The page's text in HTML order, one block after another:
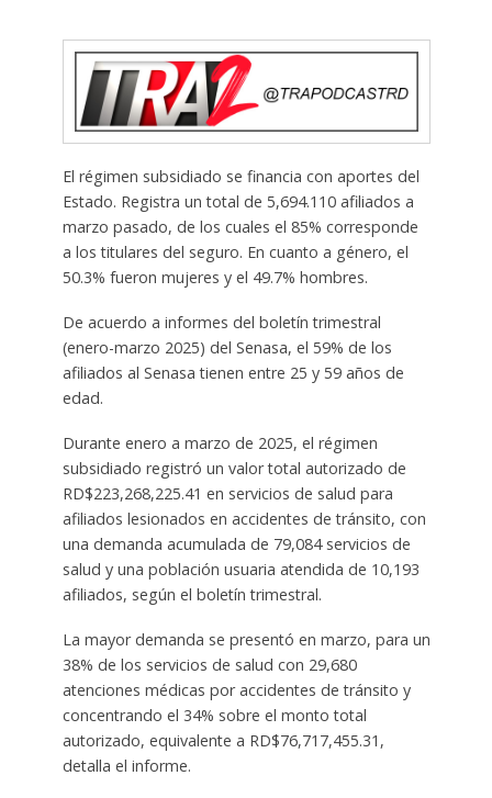
El régimen subsidiado se financia con aportes del
Estado. Registra un total de 5,694.110 afiliados a
marzo pasado, de los cuales el 85% corresponde
a los titulares del seguro. En cuanto a género, el
50.3% fueron mujeres y el 49.7% hombres.
De acuerdo a informes del boletín trimestral
(enero-marzo 2025) del Senasa, el 59% de los
afiliados al Senasa tienen entre 25 y 59 años de
edad.
Durante enero a marzo de 2025, el régimen
subsidiado registró un valor total autorizado de
RD$223,268,225.41 en servicios de salud para
afiliados lesionados en accidentes de tránsito, con
una demanda acumulada de 79,084 servicios de
salud y una población usuaria atendida de 10,193
afiliados, según el boletín trimestral.
La mayor demanda se presentó en marzo, para un
38% de los servicios de salud con 29,680
atenciones médicas por accidentes de tránsito y
concentrando el 34% sobre el monto total
autorizado, equivalente a RD$76,717,455.31,
detalla el informe.